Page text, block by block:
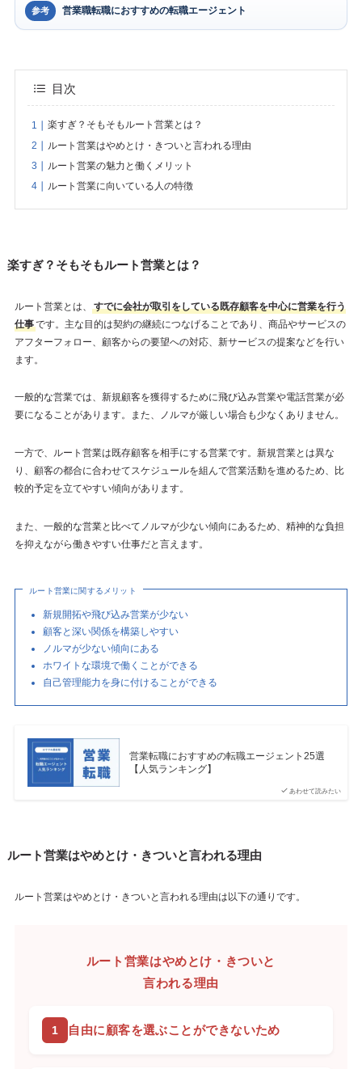
参考 営業職転職におすすめの転職エージェント
目次
楽すぎ？そもそもルート営業とは？
ルート営業はやめとけ・きついと言われる理由
ルート営業の魅力と働くメリット
ルート営業に向いている人の特徴
楽すぎ？そもそもルート営業とは？
ルート営業とは、
すでに会社が取引をしている既存顧客を中心に営業を行う
仕事です。主な目的は契約の継続につなげることであり、商品やサービスの
アフターフォロー、顧客からの要望への対応、新サービスの提案などを行い
ます。
一般的な営業では、新規顧客を獲得するために飛び込み営業や電話営業が必
要になることがあります。また、ノルマが厳しい場合も少なくありません。
一方で、ルート営業は既存顧客を相手にする営業です。新規営業とは異な
り、顧客の都合に合わせてスケジュールを組んで営業活動を進めるため、比
較的予定を立てやすい傾向があります。
また、一般的な営業と比べてノルマが少ない傾向にあるため、精神的な負担
を抑えながら働きやすい仕事だと言えます。
ルート営業に関するメリット
新規開拓や飛び込み営業が少ない
顧客と深い関係を構築しやすい
ノルマが少ない傾向にある
ホワイトな環境で働くことができる
自己管理能力を身に付けることができる
あわせて読みたい
営業転職におすすめの転職エージェント25選
【人気ランキング】
ルート営業はやめとけ・きついと言われる理由
ルート営業はやめとけ・きついと言われる理由は以下の通りです。
ルート営業はやめとけ・きついと
言われる理由
自由に顧客を選ぶことができないため